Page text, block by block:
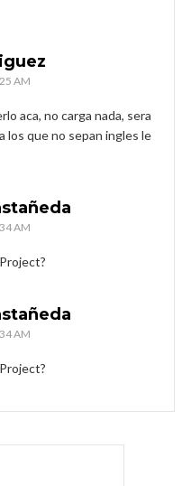
AM
aca, no carga nada, sera
los que no sepan ingles le
AM
AM